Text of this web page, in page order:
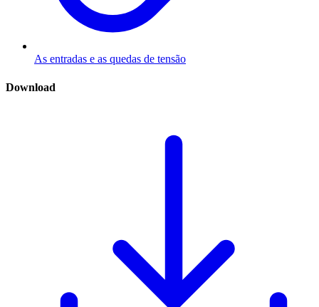
As entradas e as quedas de tensão
Download